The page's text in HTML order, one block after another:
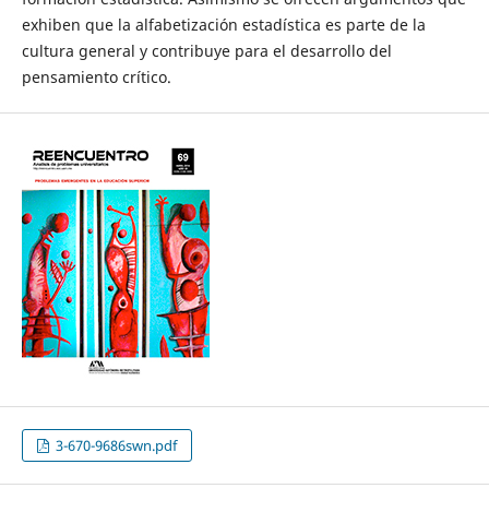
exhiben que la alfabetización estadística es parte de la
cultura general y contribuye para el desarrollo del
pensamiento crítico.
3-670-9686swn.pdf